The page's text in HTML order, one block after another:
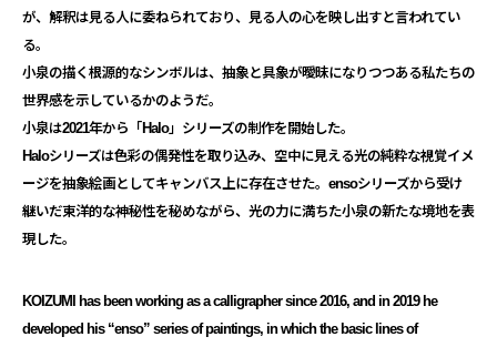
が、 解釈は見る人に委ねられており、 見る人の心を映し出すと言われてい
る。
小泉の描く根源的なシンボルは、 抽象と具象が曖昧になりつつある私たちの
世界感を示しているかのようだ。
小泉は2021年から「Halo」シリーズの制作を開始した。
Haloシリーズは色彩の偶発性を取り込み、 空中に見える光の純粋な視覚イメ
ージを抽象絵画としてキャンバス上に存在させた。 ensoシリーズから受け
継いだ東洋的な神秘性を秘めながら、 光の力に満ちた小泉の新たな境地を表
現した。
KOIZUMI has been working as a calligrapher since 2016, and in 2019 he
developed his “enso” series of paintings, in which the basic lines of